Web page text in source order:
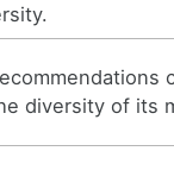
diversity of its